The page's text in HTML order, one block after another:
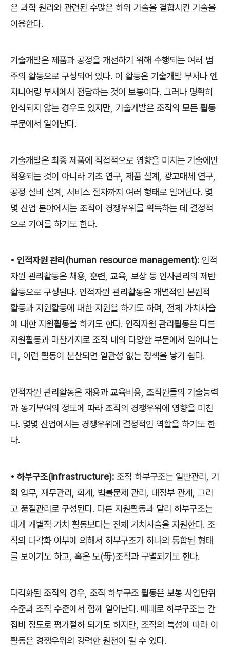
은 과학 원리와 관련된 수많은 하위 기술을 결합시킨 기술을
이용한다.
기술개발은 제품과 공정을 개선하기 위해 수행되는 여러 범
주의 활동으로 구성되어 있다. 이 활동은 기술개발 부서나 엔
지니어링 부서에서 전담하는 것이 보통이다. 그러나 명확히
인식되지 않는 경우도 있지만 기술개발은 조직의 모든 활동
부문에서 일어난다.
기술개발은 최종 제품에 직접적으로 영향을 미치는 기술에만
적용되는 것이 아니라 기초 연구 제품 설계 광고매체 연구
공정 설비 설계 서비스 절차까지 여러 형태로 일어난다. 몇
몇 산업 분야에서는 조직이 경쟁우위를 획득하는 데 결정적
으로 기여를 하기도 한다.
• 인적자원 관리 (human resource management): 인적
자원 관리활동은 채용, 훈련, 교육, 보상 등 인사관리의 제반
활동으로 구성된다. 인적자원 관리활동은 개별적인 본원적
활동과 지원활동에 대한 지원을 하기도 하며, 전체 가치사슬
에 대한 지원활동을 하기도 한다. 인적자원 관리활동은 다른
지원활동과 마찬가지로 조직 내의 다양한 부문에서 일어나는
데 , 이런 활동이 분산되면 일관성 없는 정책을 낳기 쉽다.
인적자원 관리활동은 채용과 교육비용, 조직원들의 기술능력
과 동기부여의 정도에 따라 조직의 경쟁우위에 영향을 미친
다. 몇몇 산업에서는 경쟁우위에 결정적인 역할을 하기도 한
다.
• 하부구조(infrastructure): 조직 하부구조는 일반관리 , 기
획 업무, 재무관리 , 회계 , 법률문제 관리 , 대정부 관계 , 그리
고 품질관리로 구성된다. 다른 지원활동과 달리 하부구조는
대개 개별적 가치 활동보다는 전체 가치사슬을 지원한다. 조
직의 다각화 여부에 의해서 하부구조가 하나의 통합된 형태
를 보이기도 하고, 혹은 모(母)조직과 구별되기도 한다.
다각화된 조직의 경우, 조직 하부구조 활동은 보통 사업단위
수준과 조직 수준에서 함께 일어난다. 때때로 하부구조는 간
접비 정도로 평가절하 되기도 하지만, 조직의 특성에 따라 이
활동은 경쟁우위의 강력한 원천이 될 수 있다.